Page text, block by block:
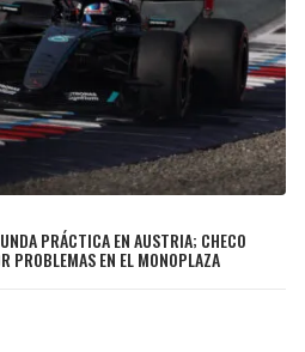
PRÁCTICA EN AUSTRIA; CHECO
PROBLEMAS EN EL MONOPLAZA